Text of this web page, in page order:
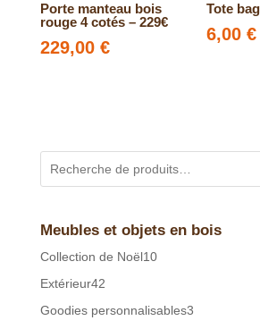
Porte manteau bois
rouge 4 cotés – 229€
229,00 €
Tote
6,00€
Meubles et objets en bois
Collection de Noël1010
Extérieur4242
produits
Goodies personnalisables33